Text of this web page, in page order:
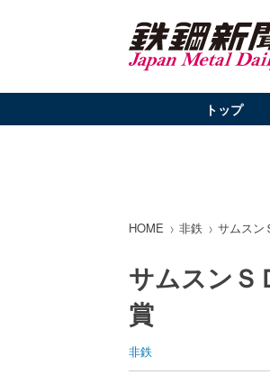
トップ
HOME 非鉄 サムスン
サムスンＳ
賞
非鉄